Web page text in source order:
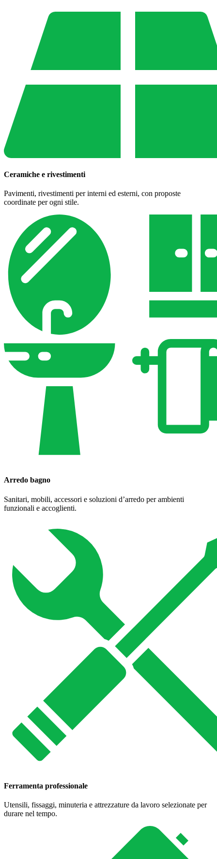
Ceramiche e rivestimenti
Pavimenti, rivestimenti per interni ed esterni, con proposte
coordinate per ogni stile.
Arredo bagno
Sanitari, mobili, accessori e soluzioni d’arredo per ambienti
funzionali e accoglienti.
Ferramenta professionale
Utensili, fissaggi, minuteria e attrezzature da lavoro selezionate per
durare nel tempo.